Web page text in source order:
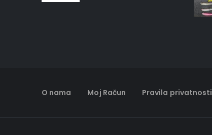
O nama Moj Račun Pravila privatnosti